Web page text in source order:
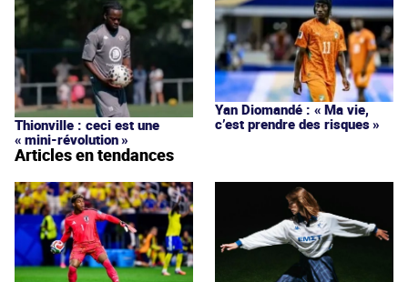
Thionville : ceci est une
« mini-révolution »
Yan Diomandé : « Ma vie,
c’est prendre des risques »
Articles en tendances